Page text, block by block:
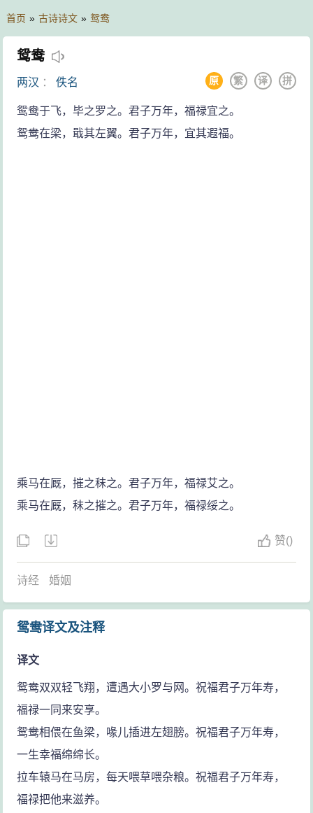
首页 » 古诗诗文 » 鸳鸯
鸳鸯
两汉 ：佚名 拼
译
繁
原
鸳鸯于飞，毕之罗之。君子万年，福禄宜之。
鸳鸯在梁，戢其左翼。君子万年，宜其遐福。
乘马在厩，摧之秣之。君子万年，福禄艾之。
乘马在厩，秣之摧之。君子万年，福禄绥之。
赞()
诗经 婚姻
鸳鸯译文及注释
译文
鸳鸯双双轻飞翔，遭遇大小罗与网。祝福君子万年寿，
福禄一同来安享。
鸳鸯相偎在鱼梁，喙儿插进左翅膀。祝福君子万年寿，
一生幸福绵绵长。
拉车辕马在马房，每天喂草喂杂粮。祝福君子万年寿，
福禄把他来滋养。